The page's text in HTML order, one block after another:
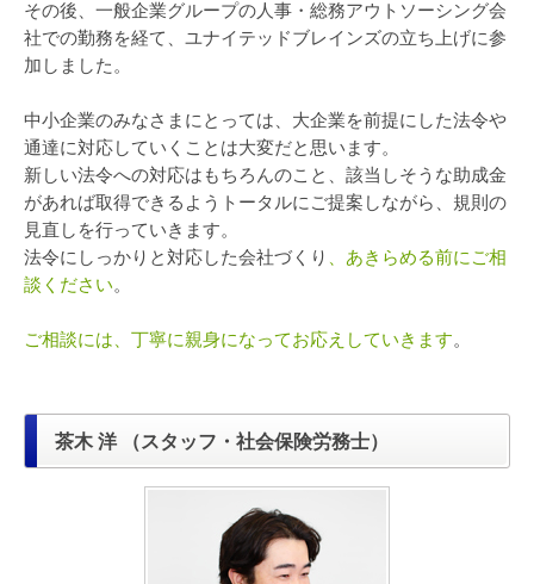
その後、一般企業グループの人事・総務アウトソーシング会
社での勤務を経て、ユナイテッドブレインズの立ち上げに参
加しました。
中小企業のみなさまにとっては、大企業を前提にした法令や
通達に対応していくことは大変だと思います。
新しい法令への対応はもちろんのこと、該当しそうな助成金
があれば取得できるようトータルにご提案しながら、規則の
見直しを行っていきます。
法令にしっかりと対応した会社づくり 、あきらめる前にご相
談ください。
ご相談には、丁寧に親身になってお応えしていきます。
茶木 洋 （スタッフ・社会保険労務士）